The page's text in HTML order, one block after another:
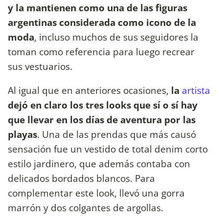
y la mantienen como una de las figuras
argentinas considerada como icono de la
moda, incluso muchos de sus seguidores la
toman como referencia para luego recrear
sus vestuarios.
Al igual que en anteriores ocasiones, la artista
dejó en claro los tres looks que sí o sí hay
que llevar en los días de aventura por las
playas. Una de las prendas que más causó
sensación fue un vestido de total denim corto
estilo jardinero, que además contaba con
delicados bordados blancos. Para
complementar este look, llevó una gorra
marrón y dos colgantes de argollas.